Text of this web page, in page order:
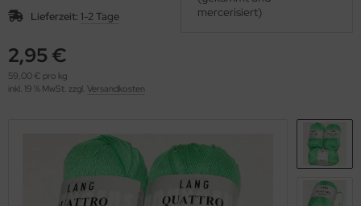
Lieferzeit: 1-2 Tage
2,95 €
59,00 € pro kg
inkl. 19 % MwSt. zzgl. Versandkosten
mercerisiert)
(276)